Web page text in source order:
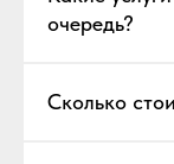
очередь?
Сколько